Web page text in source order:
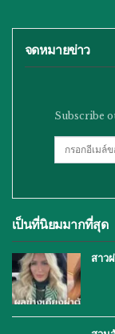
จดหมายข่าว
Subscribe
เป็นที่นิยมมากที่สุด
สาว